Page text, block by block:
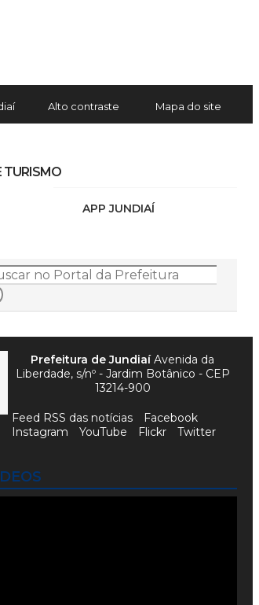
Alto contraste Mapa do site
APP JUNDIAÍ
TURISMO
Prefeitura de JundiaíAvenida da
Liberdade, s/nº - Jardim Botânico - CEP
13214-900
Feed RSS das notícias
Facebook
Instagram
YouTube Flickr Twitter